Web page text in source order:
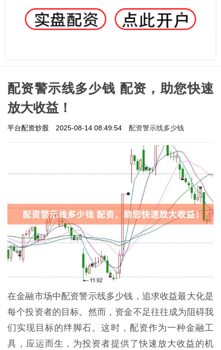
配资警示线多少钱 配资，助您快速
放大收益！
平台配资炒股 2025-08-14 08:49:54 配资警示线多少钱
在金融市场中配资警示线多少钱，追求收益最大化是
每个投资者的目标。然而，资金不足往往成为阻碍我
们实现目标的绊脚石。这时，配资作为一种金融工
具，应运而生，为投资者提供了快速放大收益的机